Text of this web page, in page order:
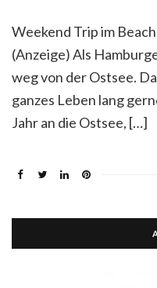
Weekend Trip im
(Anzeige) Als
weg von der Ostsee.
ganzes Leben lang
Jahr an die Ostsee, […]